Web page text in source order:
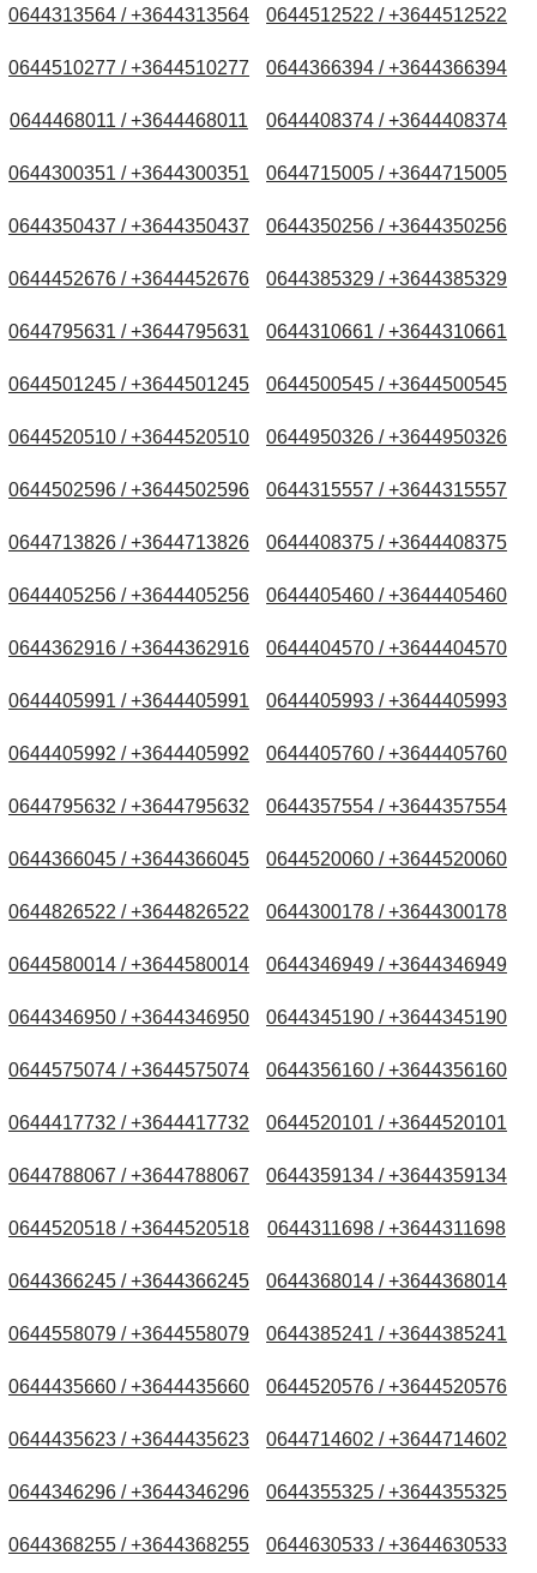
0644313564 / +3644313564 0644512522 / +3644512522
0644510277 / +3644510277 0644366394 / +3644366394
0644468011 / +3644468011 0644408374 / +3644408374
0644300351 / +3644300351 0644715005 / +3644715005
0644350437 / +3644350437 0644350256 / +3644350256
0644452676 / +3644452676 0644385329 / +3644385329
0644795631 / +3644795631 0644310661 / +3644310661
0644501245 / +3644501245 0644500545 / +3644500545
0644520510 / +3644520510 0644950326 / +3644950326
0644502596 / +3644502596 0644315557 / +3644315557
0644713826 / +3644713826 0644408375 / +3644408375
0644405256 / +3644405256 0644405460 / +3644405460
0644362916 / +3644362916 0644404570 / +3644404570
0644405991 / +3644405991 0644405993 / +3644405993
0644405992 / +3644405992 0644405760 / +3644405760
0644795632 / +3644795632 0644357554 / +3644357554
0644366045 / +3644366045 0644520060 / +3644520060
0644826522 / +3644826522 0644300178 / +3644300178
0644580014 / +3644580014 0644346949 / +3644346949
0644346950 / +3644346950 0644345190 / +3644345190
0644575074 / +3644575074 0644356160 / +3644356160
0644417732 / +3644417732 0644520101 / +3644520101
0644788067 / +3644788067 0644359134 / +3644359134
0644520518 / +3644520518 0644311698 / +3644311698
0644366245 / +3644366245 0644368014 / +3644368014
0644558079 / +3644558079 0644385241 / +3644385241
0644435660 / +3644435660 0644520576 / +3644520576
0644435623 / +3644435623 0644714602 / +3644714602
0644346296 / +3644346296 0644355325 / +3644355325
0644368255 / +3644368255 0644630533 / +3644630533